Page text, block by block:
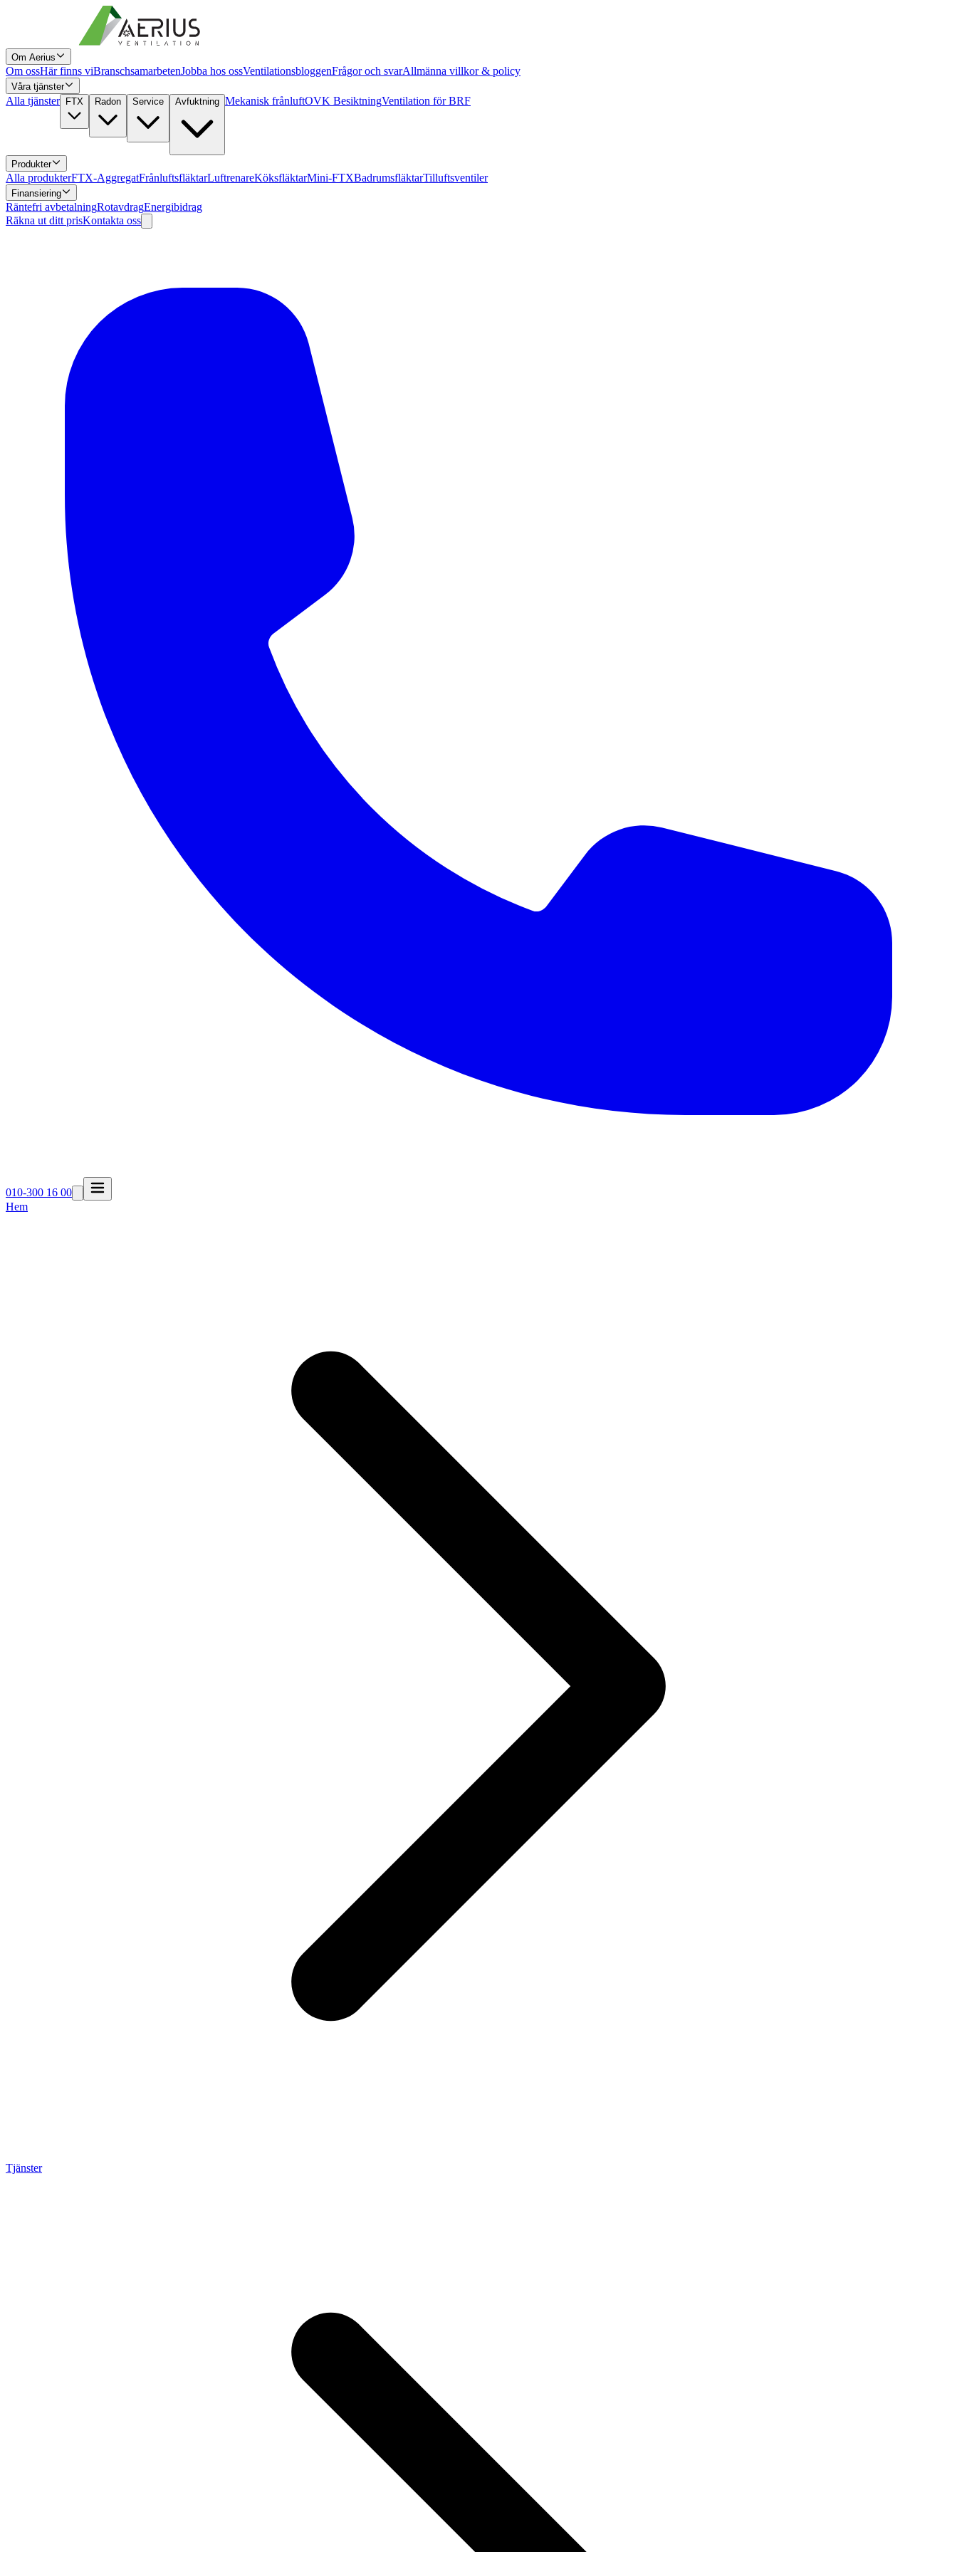
Om Aerius
Om ossHär finns viBranschsamarbetenJobba hos ossVentilationsbloggenFrågor och svarAllmänna villkor & policy
Våra tjänster
Alla tjänster FTX Radon Service Avfuktning Mekanisk frånluftOVK BesiktningVentilation för BRF
Produkter
Alla produkterFTX-AggregatFrånluftsfläktarLuftrenareKöksfläktarMini-FTXBadrumsfläktarTilluftsventiler
Finansiering
Räntefri avbetalningRotavdragEnergibidrag
Räkna ut ditt prisKontakta oss
010-300 16 00
Hem
Tjänster